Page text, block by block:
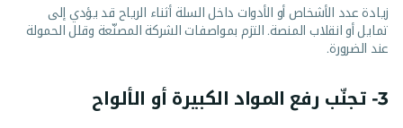
زيادة عدد الأشخاص أو الأدوات داخل السلة أثناء الرياح قد يؤدي إلى
تمايل أو انقلاب المنصة. التزم بمواصفات الشركة المصنّعة وقلل الحمولة
عند الضرورة.
3- تجنّب رفع المواد الكبيرة أو الألواح